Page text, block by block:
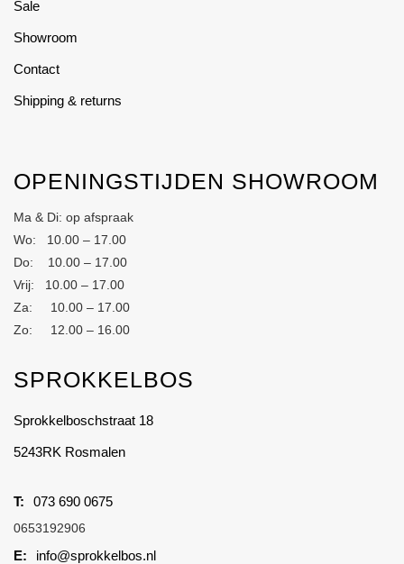
Sale
Showroom
Contact
Shipping & returns
OPENINGSTIJDEN SHOWROOM
Ma & Di: op afspraak
Wo: 10.00 – 17.00
Do: 10.00 – 17.00
Vrij: 10.00 – 17.00
Za: 10.00 – 17.00
Zo: 12.00 – 16.00
SPROKKELBOS
Sprokkelboschstraat 18
5243RK Rosmalen
073 690 0675
0653192906
info@sprokkelbos.nl